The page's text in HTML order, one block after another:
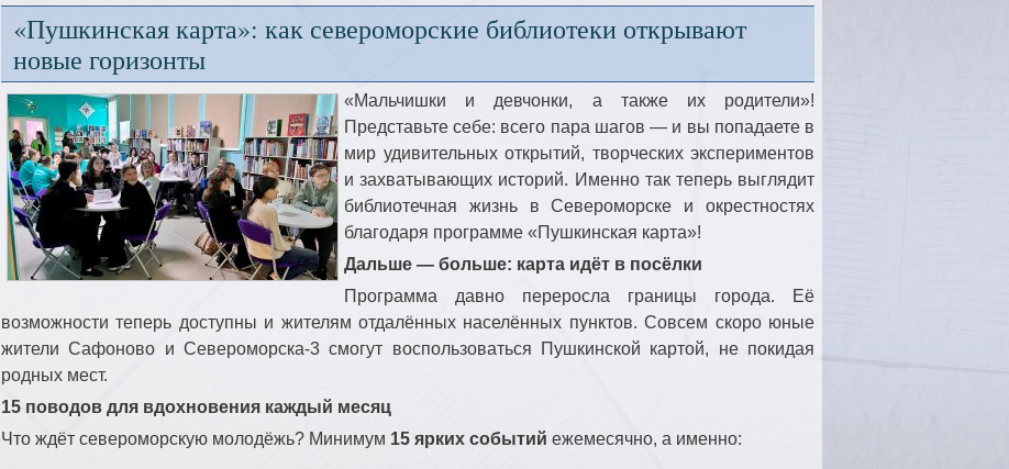
«Пушкинская карта»: как североморские библиотеки открывают
новые горизонты
«Мальчишки и девчонки, а также их родители»!
Представьте себе: всего пара шагов — и вы попадаете в
мир удивительных открытий, творческих экспериментов
и захватывающих историй. Именно так теперь выглядит
библиотечная жизнь в Североморске и окрестностях
благодаря программе «Пушкинская карта»!
Дальше — больше: карта идёт в посёлки
Программа давно переросла границы города. Её
возможности теперь доступны и жителям отдалённых населённых пунктов. Совсем скоро юные
жители Сафоново и Североморска‑3 смогут воспользоваться Пушкинской картой, не покидая
родных мест.
15 поводов для вдохновения каждый месяц
Что ждёт североморскую молодёжь? Минимум 15 ярких событий ежемесячно, а именно: